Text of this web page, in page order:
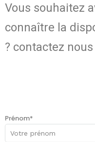
Vous souhaitez
connaître la
? contactez nous
Prénom*